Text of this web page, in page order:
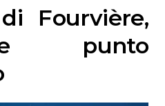
Fourvière,
punto